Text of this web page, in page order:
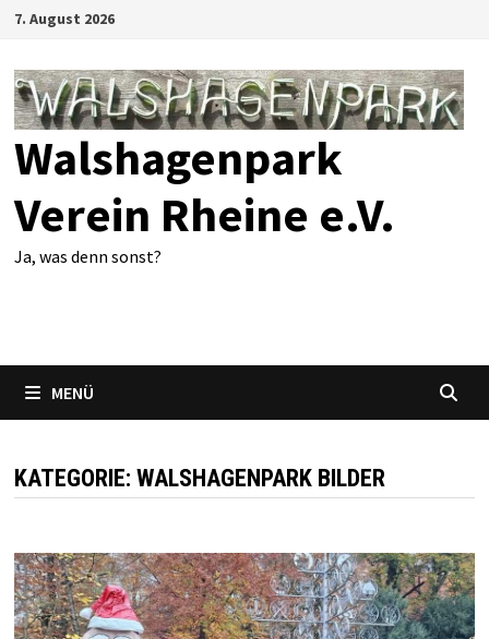
Zum
springen
7. August 2026
Walshagenpark
Verein Rheine e.V.
Ja, was denn sonst?
MENÜ
KATEGORIE: WALSHAGENPARK BILDER